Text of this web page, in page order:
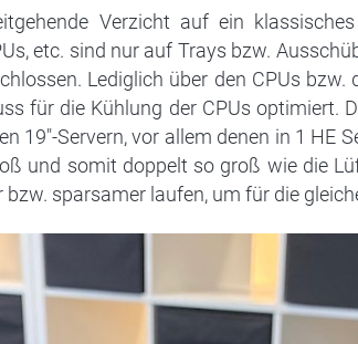
Verzicht auf ein klassisches
etc. sind nur auf Trays bzw.
Lediglich über den CPUs bzw.
für die Kühlung der CPUs optimiert.
19″-Servern, vor allem denen in 1 HE
und somit doppelt so groß wie die
sparsamer laufen, um für die